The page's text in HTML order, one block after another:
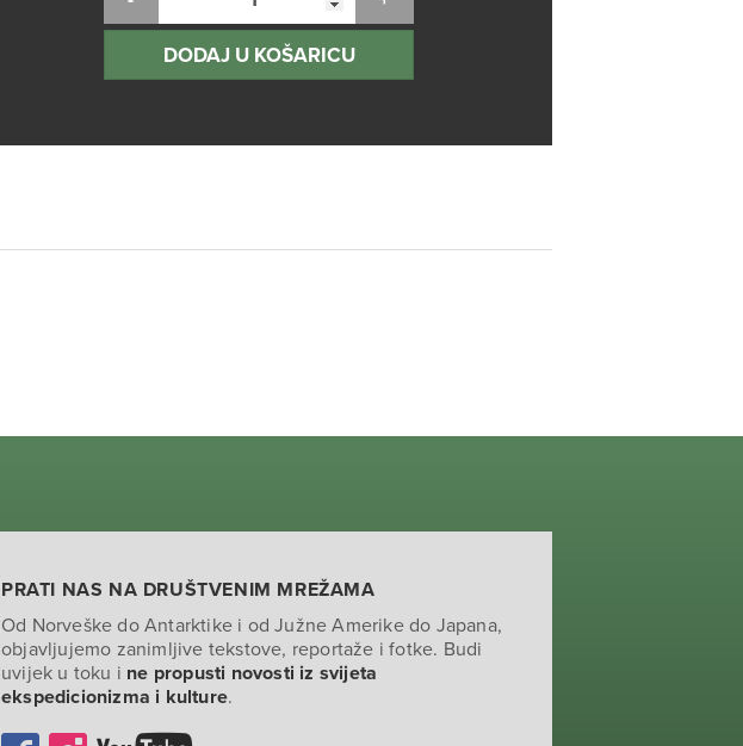
138,00 €
DODAJ U KOŠARICU
PRATI NAS NA DRUŠTVENIM MREŽAMA
Od Norveške do Antarktike i od Južne Amerike do Japana,
objavljujemo zanimljive tekstove, reportaže i fotke. Budi
uvijek u toku i ne propusti novosti iz svijeta
ekspedicionizma i kulture.